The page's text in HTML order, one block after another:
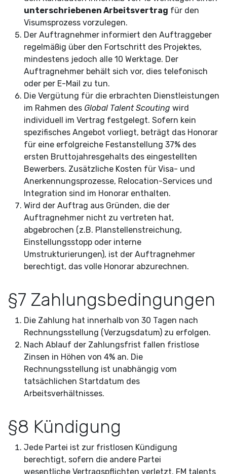
unterschriebenen Arbeitsvertrag für den
Visumsprozess vorzulegen.
Der Auftragnehmer informiert den Auftraggeber
regelmäßig über den Fortschritt des Projektes,
mindestens jedoch alle 10 Werktage. Der
Auftragnehmer behält sich vor, dies telefonisch
oder per E-Mail zu tun.
Die Vergütung für die erbrachten Dienstleistungen
im Rahmen des Global Talent Scouting wird
individuell im Vertrag festgelegt. Sofern kein
spezifisches Angebot vorliegt, beträgt das Honorar
für eine erfolgreiche Festanstellung 37% des
ersten Bruttojahresgehalts des eingestellten
Bewerbers. Zusätzliche Kosten für Visa- und
Anerkennungsprozesse, Relocation-Services und
Integration sind im Honorar enthalten.
Wird der Auftrag aus Gründen, die der
Auftragnehmer nicht zu vertreten hat,
abgebrochen (z.B. Planstellenstreichung,
Einstellungsstopp oder interne
Umstrukturierungen), ist der Auftragnehmer
berechtigt, das volle Honorar abzurechnen.
§7 Zahlungsbedingungen
Die Zahlung hat innerhalb von 30 Tagen nach
Rechnungsstellung (Verzugsdatum) zu erfolgen.
Nach Ablauf der Zahlungsfrist fallen fristlose
Zinsen in Höhen von 4% an. Die
Rechnungsstellung ist unabhängig vom
tatsächlichen Startdatum des
Arbeitsverhältnisses.
§8 Kündigung
Jede Partei ist zur fristlosen Kündigung
berechtigt, sofern die andere Partei
wesentliche Vertragspflichten verletzt. FM talents